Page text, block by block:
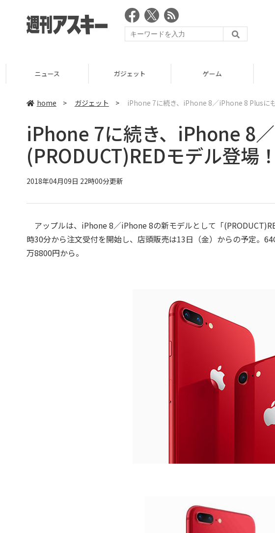
ニュース ガジェット ゲーム
home > ガジェット > iPhone 7に続き、iPhone 8／iPhone 8 Plusに
iPhone 7に続き、iPhone 8
(PRODUCT)REDモデル登場！
2018年04月09日 22時00分更新
アップルは、iPhone 8／iPhone 8の新モデルとして「
時30分から注文受付を開始し、店頭販売は13日（金）からの予定。
万8800円から。